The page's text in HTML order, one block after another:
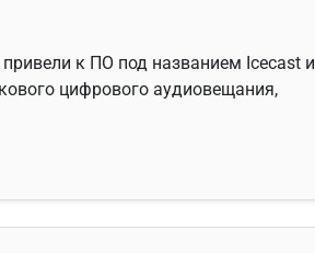
к ПО под названием Icecast и
цифрового аудиовещания,